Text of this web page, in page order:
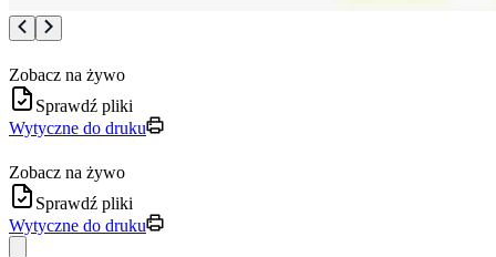
Zobacz na żywo
Sprawdź pliki
Wytyczne do druku
Zobacz na żywo
Sprawdź pliki
Wytyczne do druku